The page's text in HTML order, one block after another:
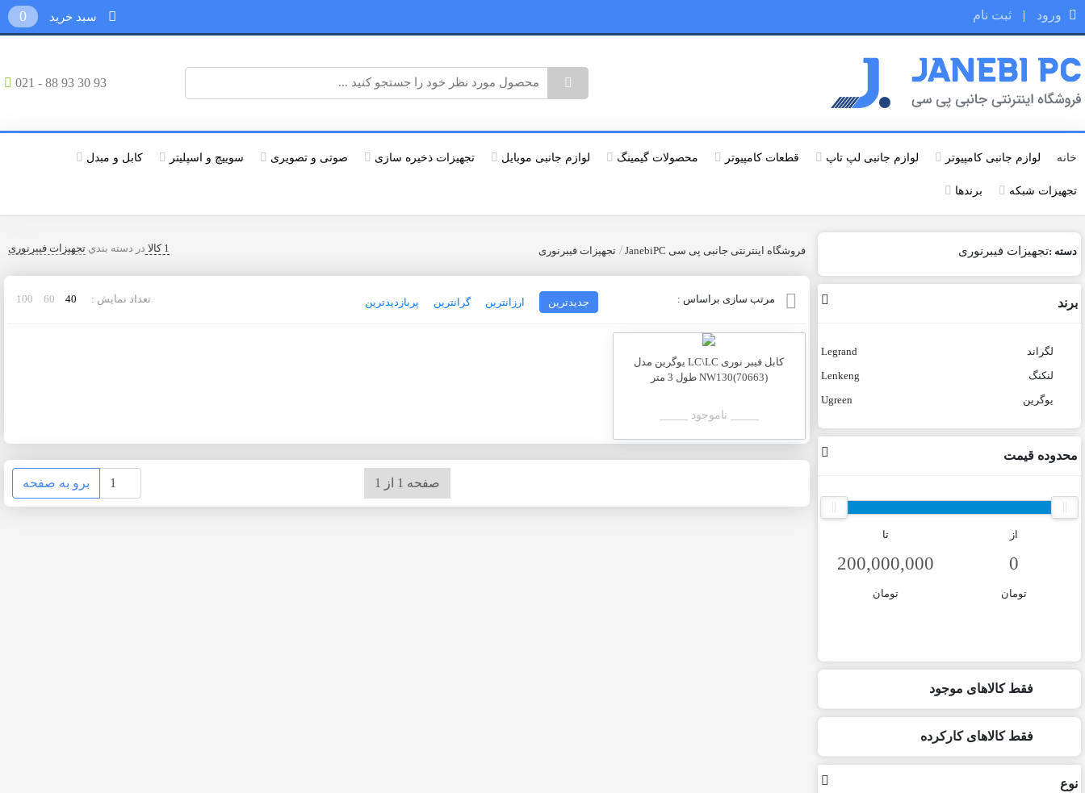
ورود | ثبت نام 0
021 - 88 93 30 93
خانه لوازم جانبی کامپیوتر لوازم جانبی لپ تاپ قطعات کامپیوتر محصولات گیمینگ لوازم جانبی موبایل تجهیزات ذخیره سازی صوتی و تصویری سوییچ و اسپلیتر کابل و مبدل
تجهیزات شبکه برندها
فروشگاه اینترنتی جانبی پی سی JanebiPC / تجهیزات فیبرنوری 1 کالا در دسته بندي تجهیزات فیبرنوری
مرتب سازی براساس : جدیدترین ارزانترین گرانترین پربازدیدترین تعداد نمایش : 40
60
100
کابل فیبر نوری LC\LC یوگرین مدل
NW130(70663) طول 3 متر
_____ ناموجود _____
صفحه 1 از 1 برو به صفحه
دسته :تجهیزات فیبرنوری
برند
لگراند
Legrand
لنکنگ
Lenkeng
یوگرین
Ugreen
محدوده قیمت
تا
تومان
از
تومان
فقط کالاهای موجود
فقط کالاهای کارکرده
نوع